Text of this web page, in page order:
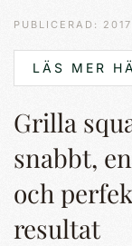
PUBLICERAD:
LÄS MER
Grilla
snabbt,
och
resultat